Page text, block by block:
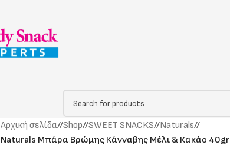
Αρχική σελίδα/ Shop/ SWEET SNACKS/ Naturals/
Naturals Μπάρα Βρώμης Κάνναβης Μέλι & Κακάο 40gr